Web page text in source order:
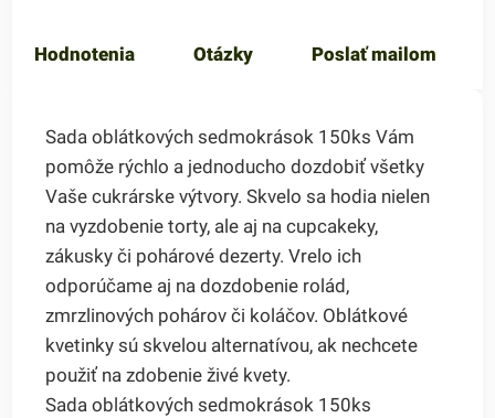
Hodnotenia Otázky Poslať mailom
Sada oblátkových sedmokrások 150ks Vám
pomôže rýchlo a jednoducho dozdobiť všetky
Vaše cukrárske výtvory. Skvelo sa hodia nielen
na vyzdobenie torty, ale aj na cupcakeky,
zákusky či pohárové dezerty. Vrelo ich
odporúčame aj na dozdobenie rolád,
zmrzlinových pohárov či koláčov. Oblátkové
kvetinky sú skvelou alternatívou, ak nechcete
použiť na zdobenie živé kvety.
Sada oblátkových sedmokrások 150ks